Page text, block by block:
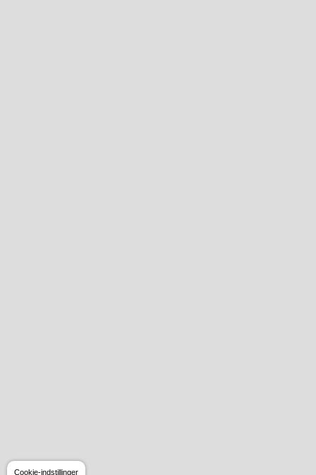
Cookie-indstillinger